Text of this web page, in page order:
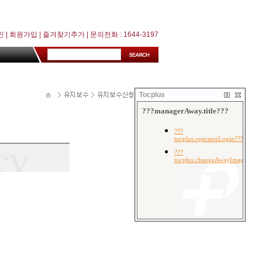
회원가입 즐겨찾기추가 | 문의전화 : 1644-3197
Tocplus